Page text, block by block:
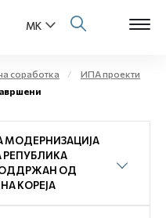
соработка
ИПА проекти
МОДЕРНИЗАЦИЈА
РЕПУБЛИКА
ОД
КОРЕЈА